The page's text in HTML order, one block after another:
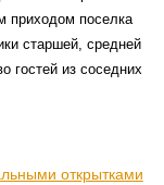
приходом поселка
старшей, средней
гостей из соседних
открытками